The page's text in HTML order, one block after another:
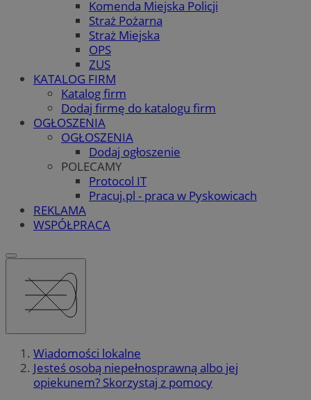
Komenda Miejska Policji
Straż Pożarna
Straż Miejska
OPS
ZUS
KATALOG FIRM
Katalog firm
Dodaj firmę do katalogu firm
OGŁOSZENIA
OGŁOSZENIA
Dodaj ogłoszenie
POLECAMY
Protocol IT
Pracuj.pl - praca w Pyskowicach
REKLAMA
WSPÓŁPRACA
Wiadomości lokalne
Jesteś osobą niepełnosprawną albo jej
opiekunem? Skorzystaj z pomocy